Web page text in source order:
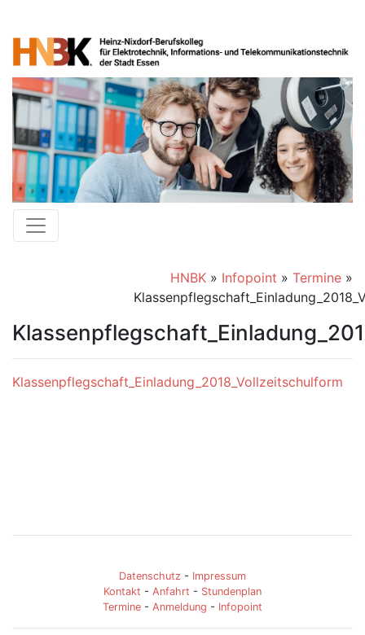
HNBK» Infopoint » Termine»
Klassenpflegschaft_Einladung_2018_Vollzeitschulform
Datenschutz - Impressum
Kontakt - Anfahrt - Stundenplan
Termine - Anmeldung - Infopoint